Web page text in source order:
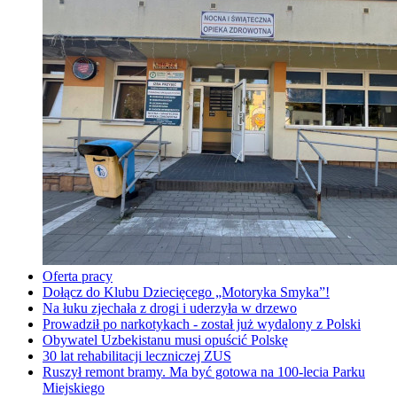
Oferta pracy
Dołącz do Klubu Dziecięcego „Motoryka Smyka”!
Na łuku zjechała z drogi i uderzyła w drzewo
Prowadził po narkotykach - został już wydalony z Polski
Obywatel Uzbekistanu musi opuścić Polskę
30 lat rehabilitacji leczniczej ZUS
Ruszył remont bramy. Ma być gotowa na 100-lecia Parku
Miejskiego